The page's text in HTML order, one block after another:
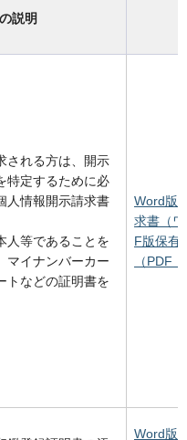
説明
される方は、開示
特定するために必
人情報開示請求書
人等であることを
マイナンバーカー
トなどの証明書を
Word版
求書（
F版保有
（PDF
Word版